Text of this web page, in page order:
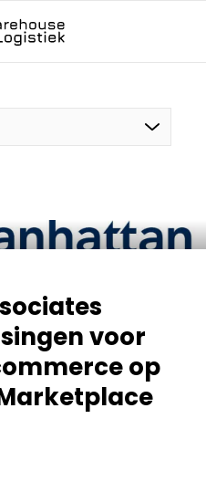
EN
voor
op